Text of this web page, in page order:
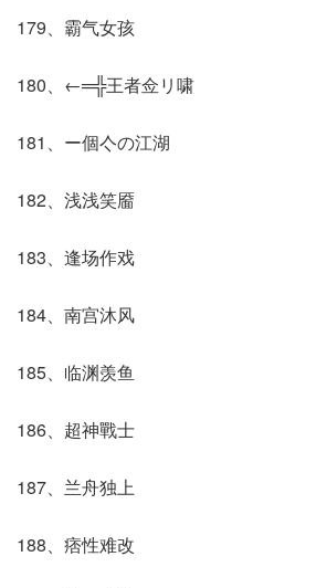
179、霸气女孩
180、←═╬王者佥リ啸
181、ー個亽の江湖
182、浅浅笑靥
183、逢场作戏
184、南宫沐风
185、临渊羡鱼
186、超神戰士
187、兰舟独上
188、痞性难改